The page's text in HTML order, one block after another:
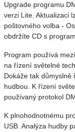
Upgrade programu
verzi Lite. Aktualizaci
poštovného volba -
obdržíte CD s
Program používá
na řízení světelné
Dokáže tak
hudbou. K řízení
používaný protokol
K plnohodnotnému
USB. Analýza hudby